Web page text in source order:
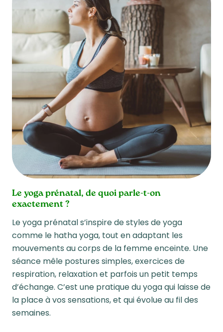
Le yoga prénatal, de quoi parle-t-on
exactement ?
Le yoga prénatal s’inspire de styles de yoga
comme le hatha yoga, tout en adaptant les
mouvements au corps de la femme enceinte. Une
séance mêle postures simples, exercices de
respiration, relaxation et parfois un petit temps
d’échange. C’est une pratique du yoga qui laisse de
la place à vos sensations, et qui évolue au fil des
semaines.